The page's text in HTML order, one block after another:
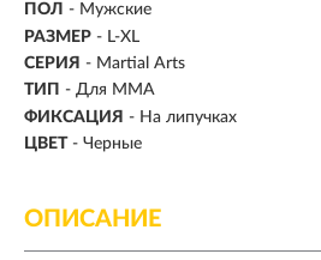
ПОЛ - Мужские
РАЗМЕР - L-XL
СЕРИЯ - Martial Arts
ТИП - Для MMA
ФИКСАЦИЯ - На липучках
ЦВЕТ - Черные
ОПИСАНИЕ